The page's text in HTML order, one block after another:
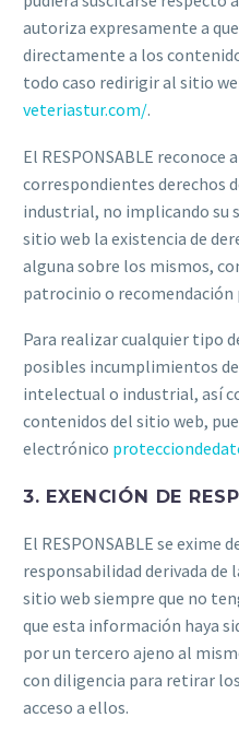
autoriza expresamente a
directamente a los
todo caso redirigir al sitio
veteriastur.com/.
El RESPONSABLE
correspondientes derechos
industrial, no implicando su
sitio web la existencia de
alguna sobre los mismos,
patrocinio o
Para realizar cualquier tipo
posibles incumplimientos
intelectual o industrial, así
contenidos del sitio web,
electrónico
3. EXENCIÓN DE
El RESPONSABLE se exime
responsabilidad derivada de
sitio web siempre que no
que esta información haya
por un tercero ajeno al
con diligencia para retirar
acceso a ellos.